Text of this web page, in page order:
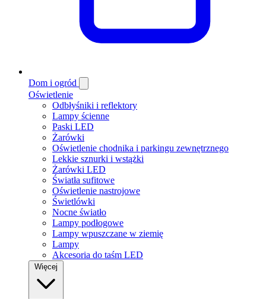
Dom i ogród
Oświetlenie
Odbłyśniki i reflektory
Lampy ścienne
Paski LED
Żarówki
Oświetlenie chodnika i parkingu zewnętrznego
Lekkie sznurki i wstążki
Żarówki LED
Światła sufitowe
Oświetlenie nastrojowe
Świetlówki
Nocne światło
Lampy podłogowe
Lampy wpuszczane w ziemię
Lampy
Akcesoria do taśm LED